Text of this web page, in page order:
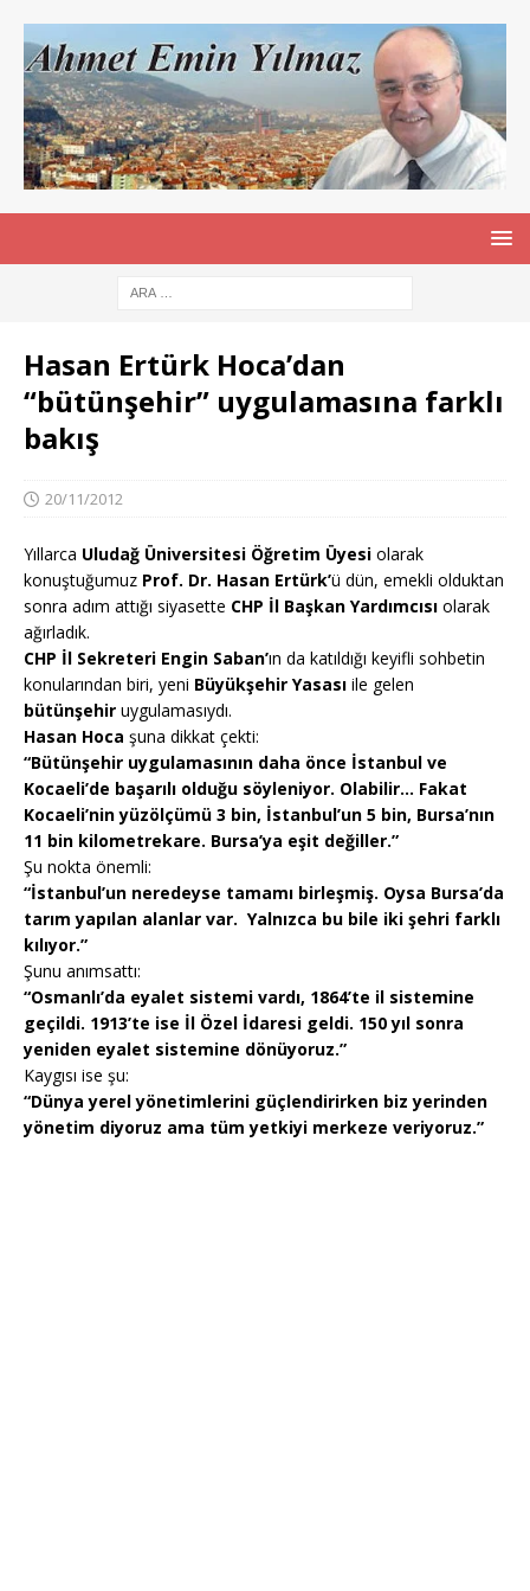
Hasan Ertürk Hoca’dan
“bütünşehir” uygulamasına farklı
bakış
20/11/2012
Yıllarca Uludağ Üniversitesi Öğretim Üyesi olarak
konuştuğumuz Prof. Dr. Hasan Ertürk’ü dün, emekli olduktan
sonra adım attığı siyasette CHP İl Başkan Yardımcısı olarak
ağırladık.
CHP İl Sekreteri Engin Saban’ın da katıldığı keyifli sohbetin
konularından biri, yeni Büyükşehir Yasası ile gelen
bütünşehir uygulamasıydı.
Hasan Hoca şuna dikkat çekti:
“Bütünşehir uygulamasının daha önce İstanbul ve
Kocaeli’de başarılı olduğu söyleniyor. Olabilir… Fakat
Kocaeli’nin yüzölçümü 3 bin, İstanbul’un 5 bin, Bursa’nın
11 bin kilometrekare. Bursa’ya eşit değiller.”
Şu nokta önemli:
“İstanbul’un neredeyse tamamı birleşmiş. Oysa Bursa’da
tarım yapılan alanlar var. Yalnızca bu bile iki şehri farklı
kılıyor.”
Şunu anımsattı:
“Osmanlı’da eyalet sistemi vardı, 1864’te il sistemine
geçildi. 1913’te ise İl Özel İdaresi geldi. 150 yıl sonra
yeniden eyalet sistemine dönüyoruz.”
Kaygısı ise şu:
“Dünya yerel yönetimlerini güçlendirirken biz yerinden
yönetim diyoruz ama tüm yetkiyi merkeze veriyoruz.”